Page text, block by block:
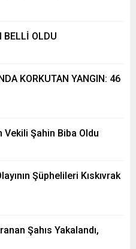
BELLİ OLDU
KORKUTAN YANGIN: 46
Vekili Şahin Biba Oldu
Şüphelileri Kıskıvrak
Şahıs Yakalandı,